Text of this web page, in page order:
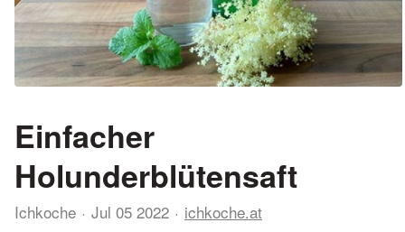
Einfacher
Holunderblütensaft
Ichkoche Jul 05 2022 ichkoche.at